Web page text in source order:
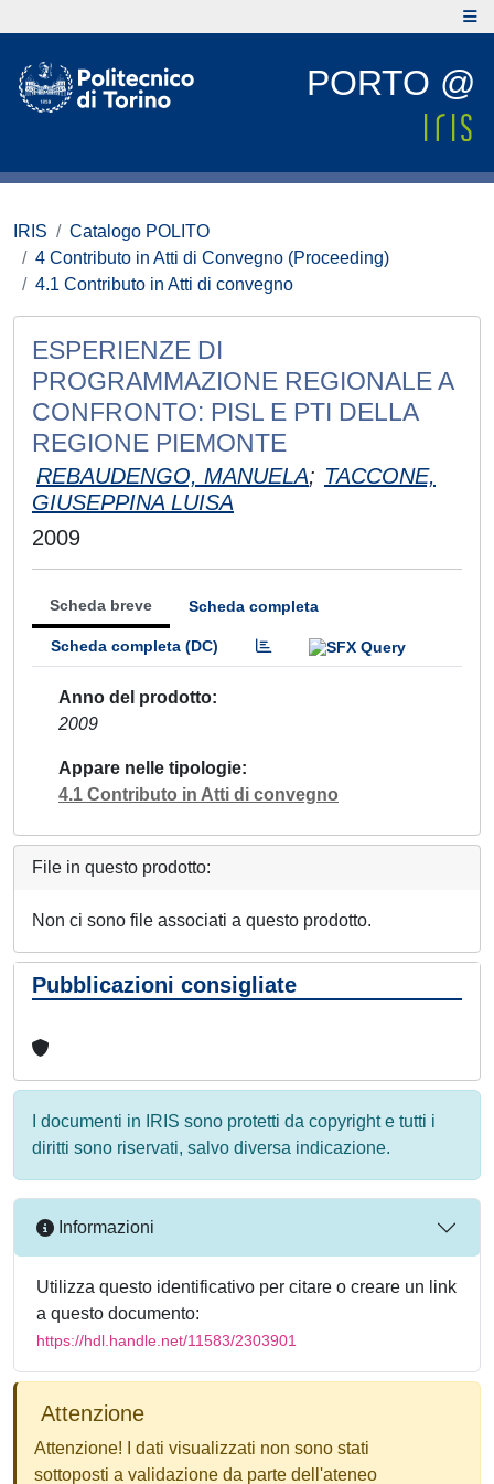
PORTO @
IRIS
Catalogo POLITO
4 Contributo in Atti di Convegno (Proceeding)
4.1 Contributo in Atti di convegno
ESPERIENZE DI
PROGRAMMAZIONE REGIONALE A
CONFRONTO: PISL E PTI DELLA
REGIONE PIEMONTE
REBAUDENGO, MANUELA; TACCONE,
GIUSEPPINA LUISA
2009
Scheda breve Scheda completa
Scheda completa (DC)
Anno del prodotto
2009
Appare nelle tipologie
4.1 Contributo in Atti di convegno
File in questo prodotto:
Non ci sono file associati a questo prodotto.
Pubblicazioni consigliate
I documenti in IRIS sono protetti da copyright e tutti i
diritti sono riservati, salvo diversa indicazione.
Informazioni
Utilizza questo identificativo per citare o creare un link
a questo documento:
https://hdl.handle.net/11583/2303901
Attenzione
Attenzione! I dati visualizzati non sono stati
sottoposti a validazione da parte dell'ateneo